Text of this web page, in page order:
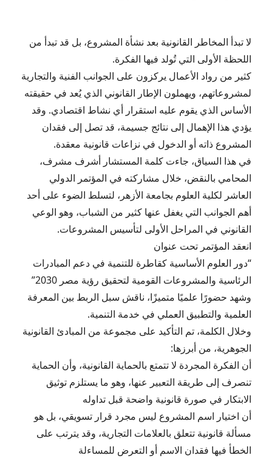
لا تبدأ المخاطر القانونية بعد نشأة المشروع، بل قد تبدأ من
اللحظة الأولى التي تُولد فيها الفكرة.
كثير من رواد الأعمال يركزون على الجوانب الفنية والتجارية
لمشروعاتهم، ويهملون الإطار القانوني الذي يُعد في حقيقته
الأساس الذي يقوم عليه استقرار أي نشاط اقتصادي. وقد
يؤدي هذا الإهمال إلى نتائج جسيمة، قد تصل إلى فقدان
المشروع ذاته أو الدخول في نزاعات قانونية معقدة.
في هذا السياق، جاءت كلمة المستشار أشرف مشرف،
المحامي بالنقض، خلال مشاركته في المؤتمر الدولي
العاشر لكلية العلوم بجامعة الأزهر، لتسلط الضوء على أحد
أهم الجوانب التي يغفل عنها كثير من الشباب، وهو الوعي
القانوني في المراحل الأولى لتأسيس المشروعات.
انعقد المؤتمر تحت عنوان
“دور العلوم الأساسية كقاطرة للتنمية في دعم المبادرات
الرئاسية والمشروعات القومية لتحقيق رؤية مصر 2030”
وشهد حضورًا علميًا متميزًا، ناقش سبل الربط بين المعرفة
العلمية والتطبيق العملي في خدمة التنمية.
وخلال الكلمة، تم التأكيد على مجموعة من المبادئ القانونية
الجوهرية، من أبرزها:
أن الفكرة المجردة لا تتمتع بالحماية القانونية، وأن الحماية
تنصرف إلى طريقة التعبير عنها، وهو ما يستلزم توثيق
الابتكار في صورة قانونية واضحة قبل تداوله
أن اختيار اسم المشروع ليس مجرد قرار تسويقي، بل هو
مسألة قانونية تتعلق بالعلامات التجارية، وقد يترتب على
الخطأ فيها فقدان الاسم أو التعرض للمساءلة